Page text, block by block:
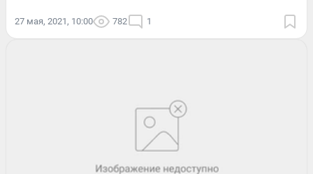
27 мая, 2021, 10:00 782 1